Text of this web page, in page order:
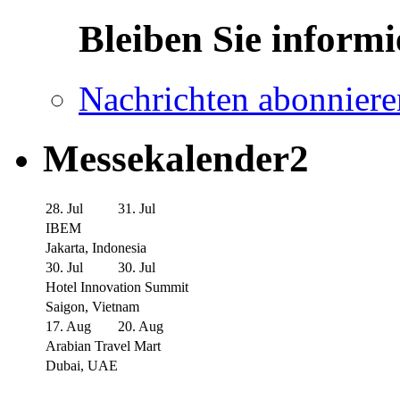
Bleiben Sie
Nachrichten
Messekalender2
28. Jul
31. Jul
IBEM
Jakarta, Indonesia
30. Jul
30. Jul
Hotel Innovation Summit
Saigon, Vietnam
17. Aug
20. Aug
Arabian Travel Mart
Dubai, UAE